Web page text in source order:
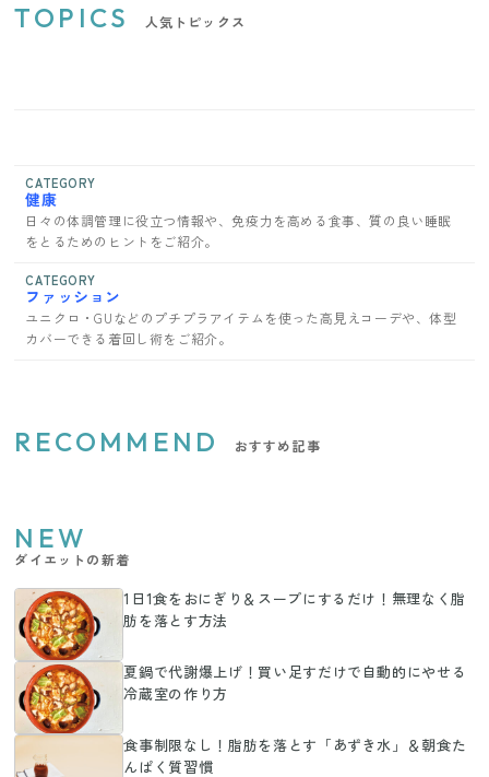
TOPICS 人気トピックス
CATEGORY
健康
日々の体調管理に役立つ情報や、免疫力を高める食事、質の良い睡眠
をとるためのヒントをご紹介。
CATEGORY
ファッション
ユニクロ・GUなどのプチプラアイテムを使った高見えコーデや、体型
カバーできる着回し術をご紹介。
RECOMMEND おすすめ記事
NEW
ダイエットの新着
1日1食をおにぎり＆スープにするだけ！無理なく脂
肪を落とす方法
夏鍋で代謝爆上げ！買い足すだけで自動的にやせる
冷蔵室の作り方
食事制限なし！脂肪を落とす「あずき水」＆朝食た
んぱく質習慣